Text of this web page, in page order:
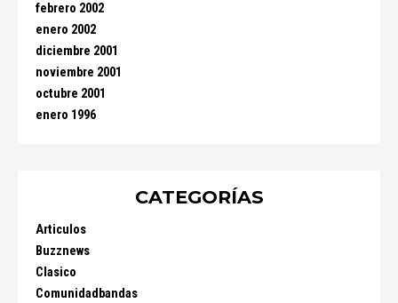
febrero 2002
enero 2002
diciembre 2001
noviembre 2001
octubre 2001
enero 1996
CATEGORÍAS
Articulos
Buzznews
Clasico
Comunidadbandas